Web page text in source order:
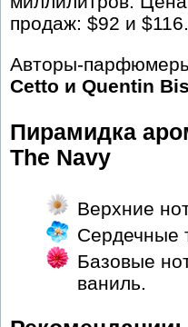
продаж: $92 и $116.
Авторы-
Cetto и Quentin
Пирамидка
The Navy
Верхние
Сердечные
Базовые
ваниль.